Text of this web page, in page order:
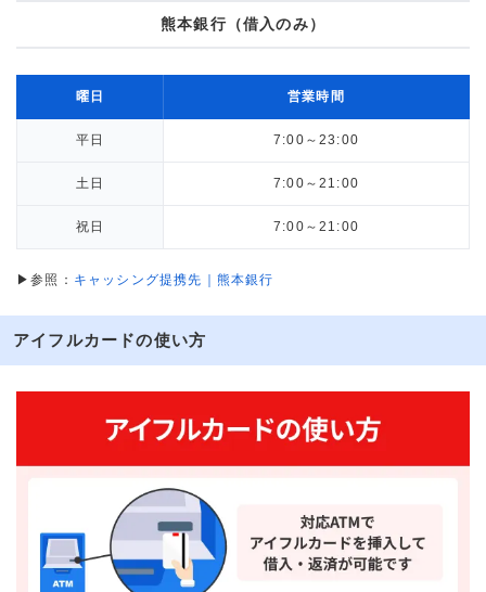
熊本銀行（借入のみ）
曜日 営業時間
平日 7:00～23:00
土日 7:00～21:00
祝日 7:00～21:00
▶参照： キャッシング提携先｜熊本銀行
アイフルカードの使い方